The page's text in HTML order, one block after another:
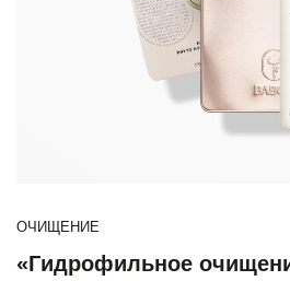
ОЧИЩЕНИЕ
«Гидрофильное